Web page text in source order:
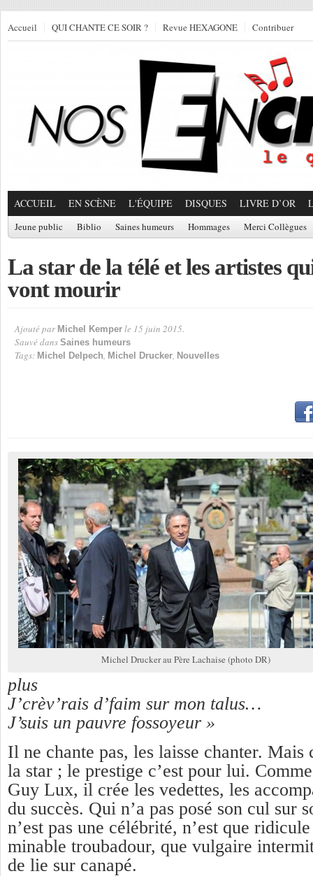
Accueil QUI CHANTE CE SOIR ? Revue HEXAGONE Contribuer
ACCUEIL EN SCÈNE L'ÉQUIPE DISQUES LIVRE D’OR
Jeune public Biblio Saines humeurs Hommages Merci Collègues
La star de la télé et les artistes
vont mourir
Ajouté par Michel Kemper le 15 juin 2015.
Sauvé dans Saines humeurs
Tags: Michel Delpech, Michel Drucker, Nouvelles
Michel Drucker au Père Lachaise (photo DR)
plus
J’crèv’rais d’faim sur mon talus…
J’suis un pauvre fossoyeur »
Il ne chante pas, les laisse chanter. Mais
la star ; le prestige c’est pour lui.
Guy Lux, il crée les vedettes, les
du succès. Qui n’a pas posé son cul sur
n’est pas une célébrité, n’est que
minable troubadour, que vulgaire
de lie sur canapé.